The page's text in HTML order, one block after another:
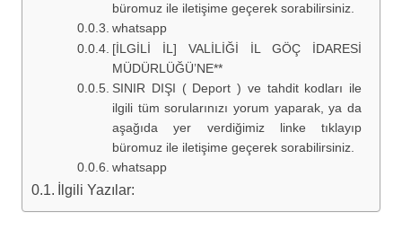
büromuz ile iletişime geçerek sorabilirsiniz.
whatsapp
[İLGİLİ İL] VALİLİĞİ İL GÖÇ İDARESİ
MÜDÜRLÜĞÜ’NE**
SINIR DIŞI ( Deport ) ve tahdit kodları ile
ilgili tüm sorularınızı yorum yaparak, ya da
aşağıda yer verdiğimiz linke tıklayıp
büromuz ile iletişime geçerek sorabilirsiniz.
whatsapp
İlgili Yazılar: